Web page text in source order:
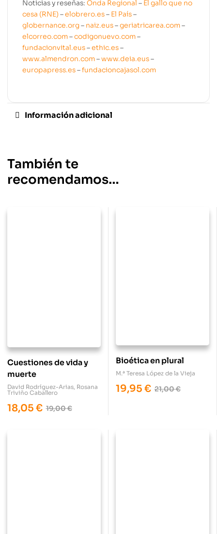
Noticias y reseñas: Onda Regional – El gallo que no
cesa (RNE) –elobrero.es– El País–
globernance.org– naiz.eus–geriatricarea.com–
elcorreo.com–codigonuevo.com–
fundacionvital.eus–ethic.es–
www.almendron.com–www.deia.eus–
europapress.es–fundacioncajasol.com
Información adicional
También te
recomendamos…
Cuestiones de vida y
muerte
David Rodríguez-Arias, Rosana
Triviño Caballero
19,00€
18,05 €
Bioética en plural
M.ª Teresa López de la Vieja
21,00€
19,95 €